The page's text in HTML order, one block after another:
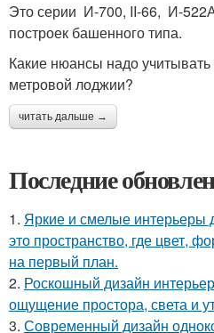
Это серии И-700, II-66, И-
построек башенного типа.
Какие нюансы надо
метровой лоджии?
читать дальше →
Последние
1. Яркие и смелые интерьеры
это пространство, где цвет,
на первый план.
2. Роскошный дизайн
ощущение простора, света и
3. Современный дизайн